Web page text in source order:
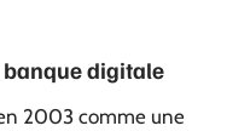
banque digitale
2003 comme une